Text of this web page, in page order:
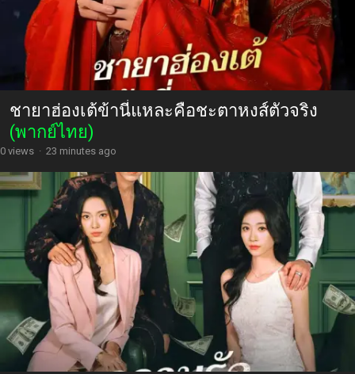
ชายาฮ่องเต้ข้านี่แหละคือชะตาหงส์ตัวจริง
(พากย์ไทย)
0 views · 23 minutes ago